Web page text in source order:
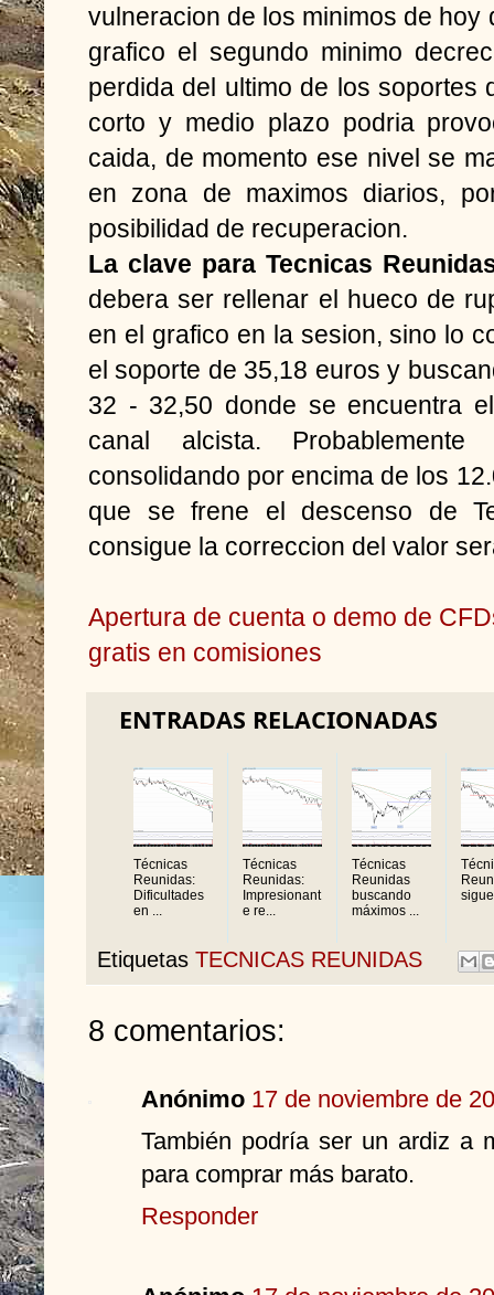
vulneracion de los minimos de hoy
grafico el segundo minimo
perdida del ultimo de los soportes
corto y medio plazo podria
caida, de momento ese nivel se
en zona de maximos diarios,
posibilidad de recuperacion.
La clave para Tecnicas
debera ser rellenar el hueco de
en el grafico en la sesion, sino lo
el soporte de 35,18 euros y
32 - 32,50 donde se encuentra
canal alcista.
consolidando por encima de los
que se frene el descenso de
consigue la correccion del valor
Apertura de cuenta o demo de
gratis en comisiones
ENTRADAS RELACIONADAS
Técnicas
Reunidas:
Dificultades
en ...
Técnicas
Reunidas:
Impresionant
e re...
Técnicas
Reunidas
buscando
máximos ...
Etiquetas TECNICAS REUNIDAS
8 comentarios:
Anónimo 17 de noviembre de
También podría ser un ardiz a
para comprar más barato.
Responder